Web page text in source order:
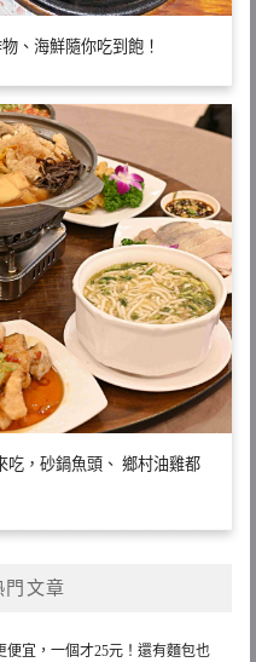
、海鮮隨你吃到飽！
吃，砂鍋魚頭、 鄉村油雞都
門文章
便宜，一個才25元！還有麵包也